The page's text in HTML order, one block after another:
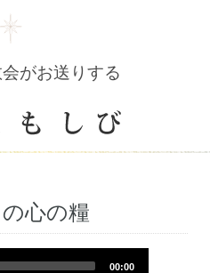
がお送りする
心の糧
00:00